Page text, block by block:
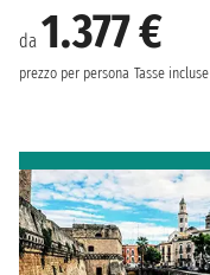
da 1.377 €
prezzo per persona Tasse incluse